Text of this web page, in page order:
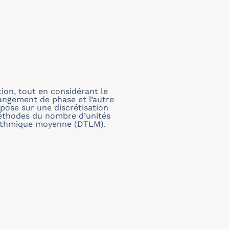
tout en considérant le
de phase et l’autre
sur une discrétisation
du nombre d’unités
moyenne (DTLM).